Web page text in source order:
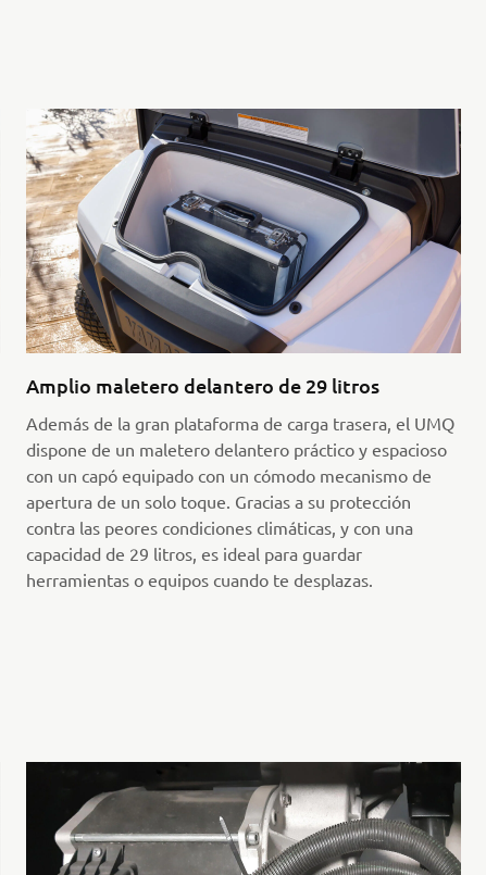
Amplio maletero delantero de 29 litros
Además de la gran plataforma de carga trasera, el UMQ
dispone de un maletero delantero práctico y espacioso
con un capó equipado con un cómodo mecanismo de
apertura de un solo toque. Gracias a su protección
contra las peores condiciones climáticas, y con una
capacidad de 29 litros, es ideal para guardar
herramientas o equipos cuando te desplazas.